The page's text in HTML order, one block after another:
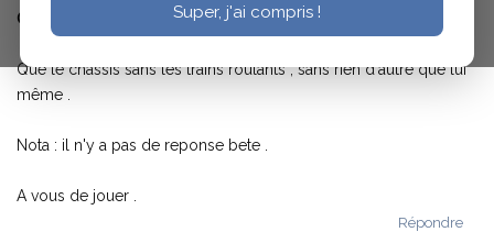
Super, j'ai compris !
Quel est le poids d'un chassis de C4 court ?
Que le chassis sans les trains roulants , sans rien d'autre que lui
même .
Nota : il n'y a pas de reponse bete .
A vous de jouer .
Répondre